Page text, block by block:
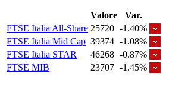
Valore
Var.
FTSE Italia All-Share 25720 -1.40%
FTSE Italia Mid Cap 39374 -1.08%
FTSE Italia STAR
46268 -0.87%
FTSE MIB
23707 -1.45%